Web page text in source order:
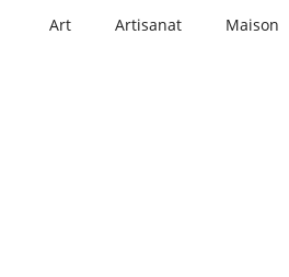
Art Artisanat Maison